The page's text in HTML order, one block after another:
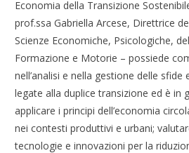
Economia della Transizione
prof.ssa Gabriella Arcese, Direttrice
Scienze Economiche, Psicologiche,
Formazione e Motorie – possiede
nell’analisi e nella gestione delle
legate alla duplice transizione ed è in
applicare i principi dell’economia
nei contesti produttivi e urbani;
tecnologie e innovazioni per la